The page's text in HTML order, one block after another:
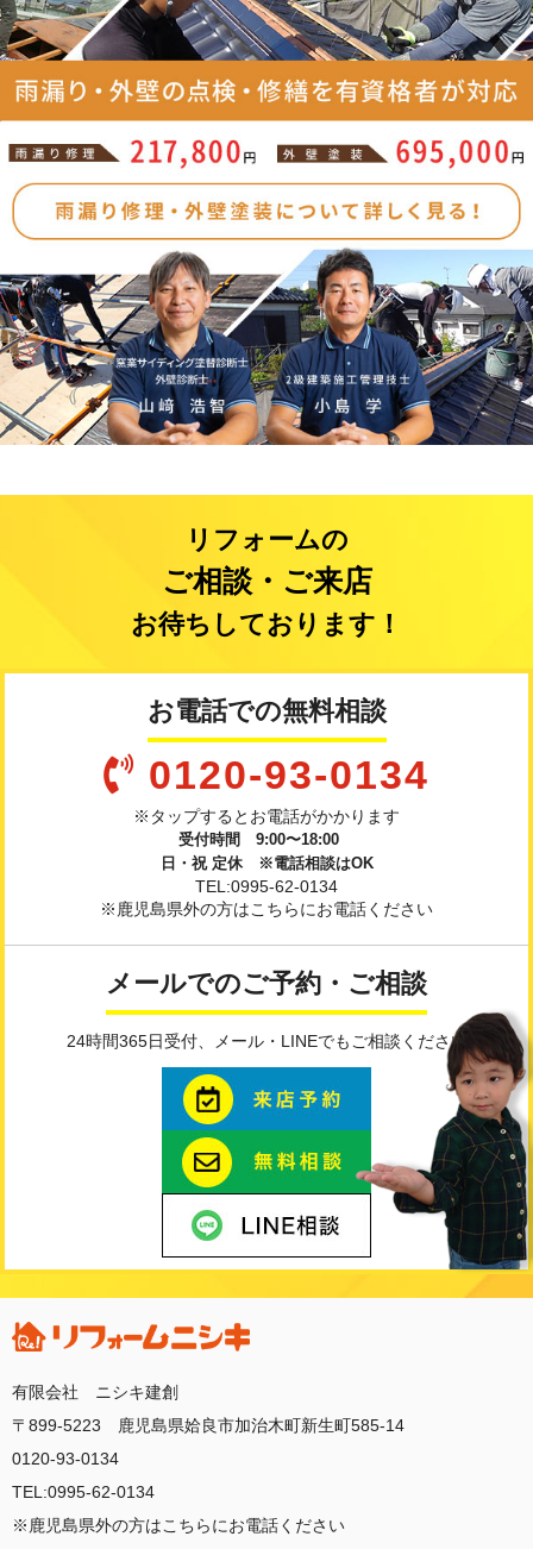
リフォームの
ご相談・ご来店
お待ちしております！
お電話での無料相談
0120-93-0134
※タップするとお電話がかかります
受付時間 9:00〜18:00
日・祝 定休 ※電話相談はOK
TEL:0995-62-0134
※鹿児島県外の方はこちらにお電話ください
メールでのご予約・ご相談
24時間365日受付、メール・LINEでもご相談ください
有限会社 ニシキ建創
〒899-5223 鹿児島県姶良市加治木町新生町585-14
0120-93-0134
TEL:0995-62-0134
※鹿児島県外の方はこちらにお電話ください